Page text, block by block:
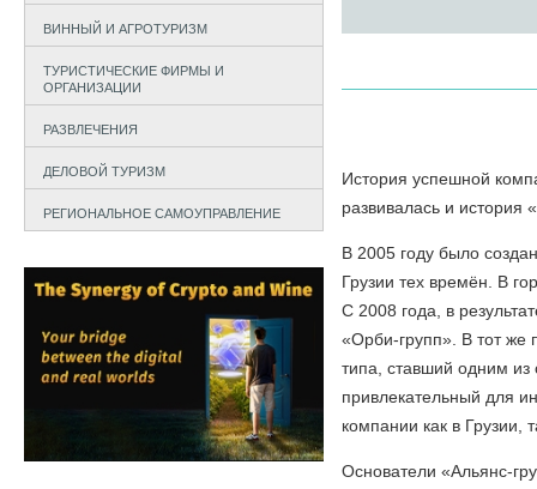
ВИННЫЙ И АГРОТУРИЗМ
ТУРИСТИЧЕСКИЕ ФИРМЫ И
ОРГАНИЗАЦИИ
РАЗВЛЕЧЕНИЯ
ДЕЛОВОЙ ТУРИЗМ
РЕГИОНАЛЬНОЕ САМОУПРАВЛЕНИЕ
История успешной
развивалась и история
В 2005 году было
Грузии тех времён. В
С 2008 года, в
«Орби-групп». В тот же
типа, ставший одним из
привлекательный для
компании как в Грузии,
Основатели «Альянс-